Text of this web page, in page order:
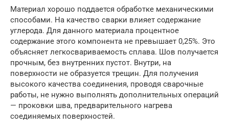
Материал хорошо поддается обработке механическими
способами. На качество сварки влияет содержание
углерода. Для данного материала процентное
содержание этого компонента не превышает 0,25%. Это
объясняет легкосвариваемость сплава. Шов получается
прочным, без внутренних пустот. Внутри, на
поверхности не образуется трещин. Для получения
высокого качества соединения, проводя сварочные
работы, не нужно выполнять дополнительных операций
— проковки шва, предварительного нагрева
соединяемых поверхностей.